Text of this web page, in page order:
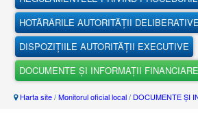
HOTĂRÂRILE AUTORITĂȚII
DISPOZIȚIILE AUTORITĂȚII EXECUTIVE
DOCUMENTE ȘI INFORMAȚII FINANCIARE
Harta site/Monitorul oficial local/ DOCUMENTE ȘI